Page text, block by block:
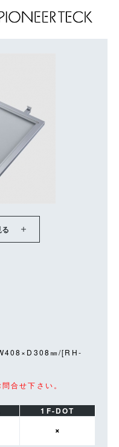
㎜/[RH-
合せ下さい。
1F-DOT
×